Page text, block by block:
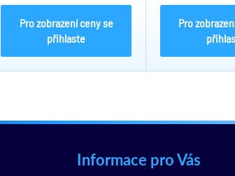
0,8-1,2m. Aktivní IR anti...
Pro zobrazení ceny se
přihlaste
40Kg. CR123A x5, -
Pro
Informace pro Vás